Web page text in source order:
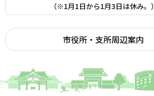
（※1月1日から1月3日は休み。）
市役所・支所周辺案内